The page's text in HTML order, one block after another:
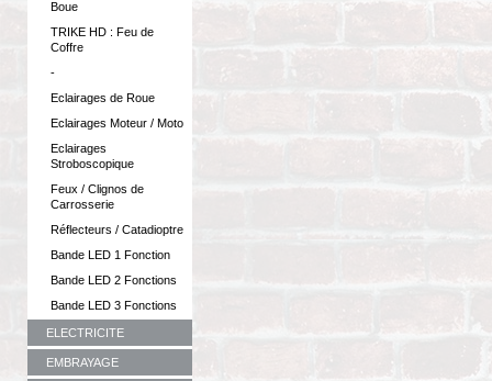
Boue
TRIKE HD : Feu de
Coffre
-
Eclairages de Roue
Eclairages Moteur / Moto
Eclairages
Stroboscopique
Feux / Clignos de
Carrosserie
Réflecteurs / Catadioptre
Bande LED 1 Fonction
Bande LED 2 Fonctions
Bande LED 3 Fonctions
ELECTRICITE
EMBRAYAGE